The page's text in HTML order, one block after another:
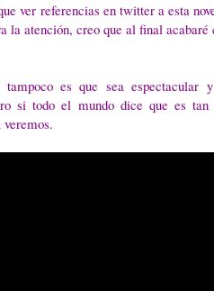
ver referencias en twitter a esta
la atención, creo que al final
es que sea espectacular
si todo el mundo dice que es